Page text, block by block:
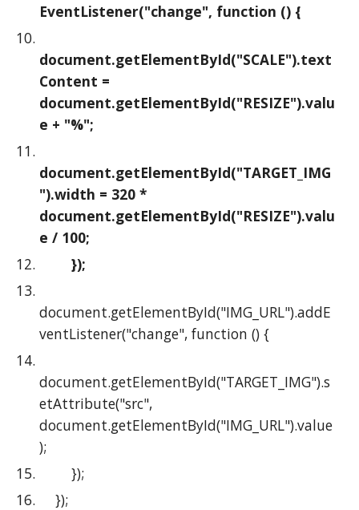
EventListener("change", function () {
document.getElementById("SCALE").text
Content =
document.getElementById("RESIZE").valu
e + "%";
document.getElementById("TARGET_IMG
").width = 320 *
document.getElementById("RESIZE").valu
e / 100;
        });
document.getElementById("IMG_URL").addE
ventListener("change", function () {
document.getElementById("TARGET_IMG").s
etAttribute("src",
document.getElementById("IMG_URL").value
);
        });
    });